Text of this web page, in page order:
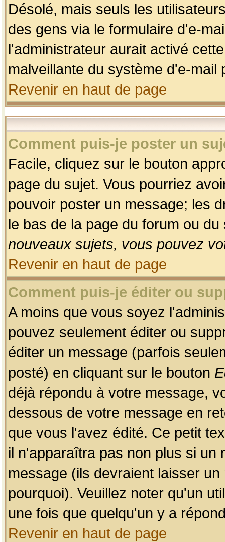
Désolé, mais seuls les
des gens via le formulaire d'e-
l'administrateur aurait activé
malveillante du système d'e-
Revenir en haut de page
Comment puis-je poster un
Facile, cliquez sur le bouton
page du sujet. Vous pourriez
pouvoir poster un message; les
le bas de la page du forum ou
nouveaux sujets, vous pouvez
Revenir en haut de page
Comment puis-je éditer ou
A moins que vous soyez
pouvez seulement éditer ou
éditer un message (parfois
posté) en cliquant sur le bouton
déjà répondu à votre message,
dessous de votre message en
que vous l'avez édité. Ce petit
il n'apparaîtra pas non plus si un
message (ils devraient laisser
pourquoi). Veuillez noter qu'un
une fois que quelqu'un y a
Revenir en haut de page